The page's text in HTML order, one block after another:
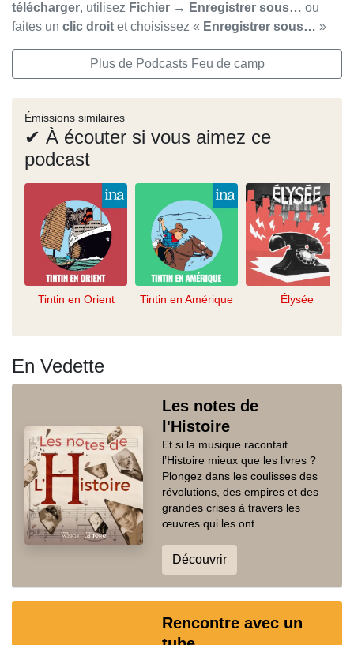
télécharger, utilisez Fichier → Enregistrer sous… ou
faites un clic droit et choisissez « Enregistrer sous… »
Plus de Podcasts Feu de camp
Émissions similaires
✔ À écouter si vous aimez ce
podcast
Tintin en Orient Tintin en Amérique Élysée
En Vedette
Les notes de
l'Histoire
Et si la musique racontait
l’Histoire mieux que les livres ?
Plongez dans les coulisses des
révolutions, des empires et des
grandes crises à travers les
œuvres qui les ont...
Découvrir
Rencontre avec un